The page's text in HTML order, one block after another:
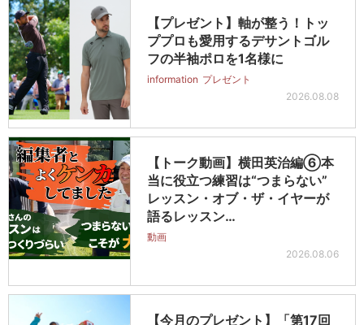
【プレゼント】軸が整う！トッ
ププロも愛用するデサントゴル
フの半袖ポロを1名様に
information プレゼント
2026.08.08
【トーク動画】横田英治編⑥本
当に役立つ練習は“つまらない”
レッスン・オブ・ザ・イヤーが
語るレッスン…
動画
2026.08.06
【今月のプレゼント】「第17回